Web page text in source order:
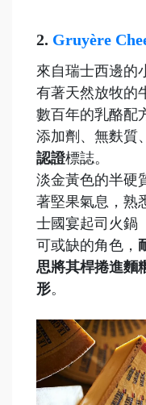
2. Gruyère
來自瑞士西邊的
有著天然放牧的
數百年的乳酪配
添加劑、無麩質
認證標誌。
淡金黃色的半硬
著堅果氣息，熟
士國宴起司火鍋
可或缺的角色，
思將其桿捲進麵
形。